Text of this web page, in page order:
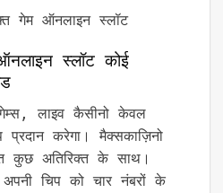
गेम ऑनलाइन स्लॉट
स्लॉट कोई
लाइव कैसीनो केवल
करेगा। मैक्सकाज़िनो
कुछ अतिरिक्त के साथ।
चिप को चार नंबरों के